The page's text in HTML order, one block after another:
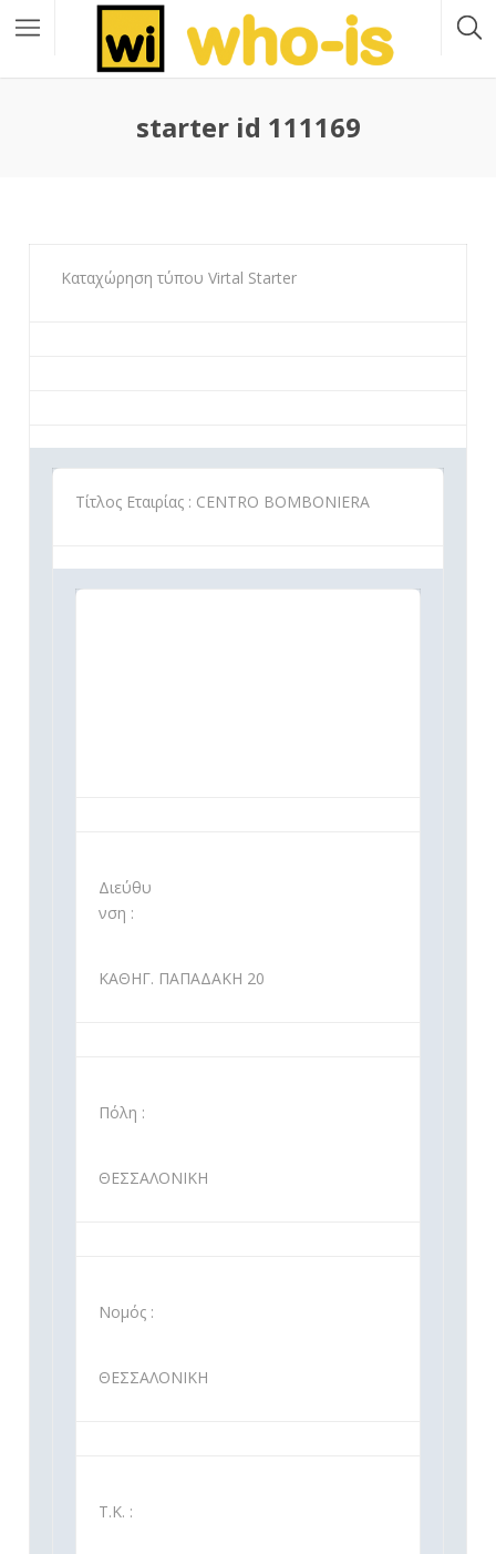
starter id 111169
Καταχώρηση τύπου Virtal Starter
Τίτλος Εταιρίας : CENTRO BOMBONIERA
Διεύθυ
νση :
ΚΑΘΗΓ. ΠΑΠΑΔΑΚΗ 20
Πόλη :
ΘΕΣΣΑΛΟΝΙΚΗ
Νομός :
ΘΕΣΣΑΛΟΝΙΚΗ
Τ.Κ. :